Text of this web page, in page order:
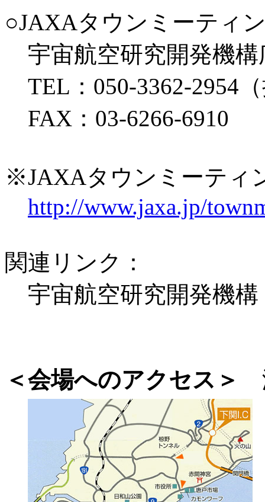
○JAXAタウンミーティ
宇宙航空研究開発機構
TEL：050-3362-2954
FAX：03-6266-6910
※JAXAタウンミーティ
http://www.jaxa.jp/
関連リンク：
宇宙航空研究開発機
＜会場へのアクセス＞